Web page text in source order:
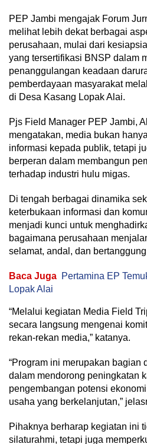
PEP Jambi mengajak Forum
melihat lebih dekat berbagai
perusahaan, mulai dari
yang tersertifikasi BNSP dalam
penanggulangan keadaan
pemberdayaan masyarakat
di Desa Kasang Lopak Alai.
Pjs Field Manager PEP Jambi,
mengatakan, media bukan
informasi kepada publik, tetapi
berperan dalam membangun
terhadap industri hulu migas.
Di tengah berbagai dinamika
keterbukaan informasi dan
menjadi kunci untuk
bagaimana perusahaan
selamat, andal, dan
Baca Juga Pertamina EP
Lopak Alai
“Melalui kegiatan Media Field
secara langsung mengenai
rekan-rekan media,” katanya.
“Program ini merupakan bagian
dalam mendorong peningkatan
pengembangan potensi
usaha yang berkelanjutan,”
Pihaknya berharap kegiatan ini
silaturahmi, tetapi juga